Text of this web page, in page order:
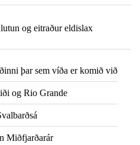
og eitraður eldislax
þar sem víða er komið við
og Rio Grande
Miðfjarðarár